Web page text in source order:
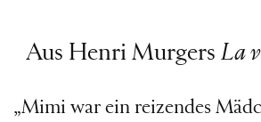
Aus Henri Murgers La
„Mimi war ein reizendes